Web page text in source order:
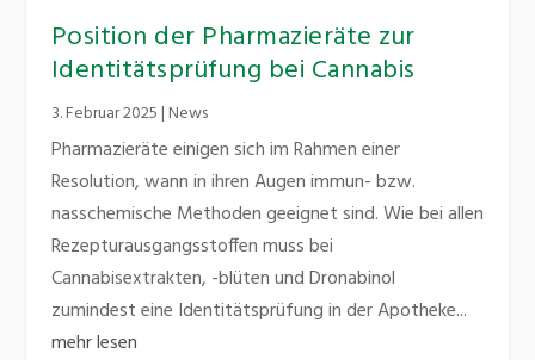
Position der Pharmazieräte zur
Identitätsprüfung bei Cannabis
3. Februar 2025|News
Pharmazieräte einigen sich im Rahmen einer
Resolution, wann in ihren Augen immun- bzw.
nasschemische Methoden geeignet sind. Wie bei allen
Rezepturausgangsstoffen muss bei
Cannabisextrakten, -blüten und Dronabinol
zumindest eine Identitätsprüfung in der Apotheke...
mehr lesen